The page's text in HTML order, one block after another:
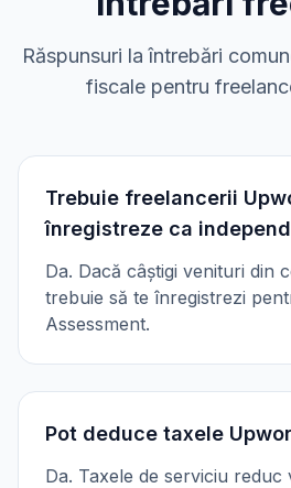
Răspunsuri la întrebări
fiscale pentru
Trebuie freelancerii
înregistreze ca
Da. Dacă câștigi venituri din
trebuie să te înregistrezi
Assessment.
Pot deduce taxele
Da. Taxele de serviciu reduc